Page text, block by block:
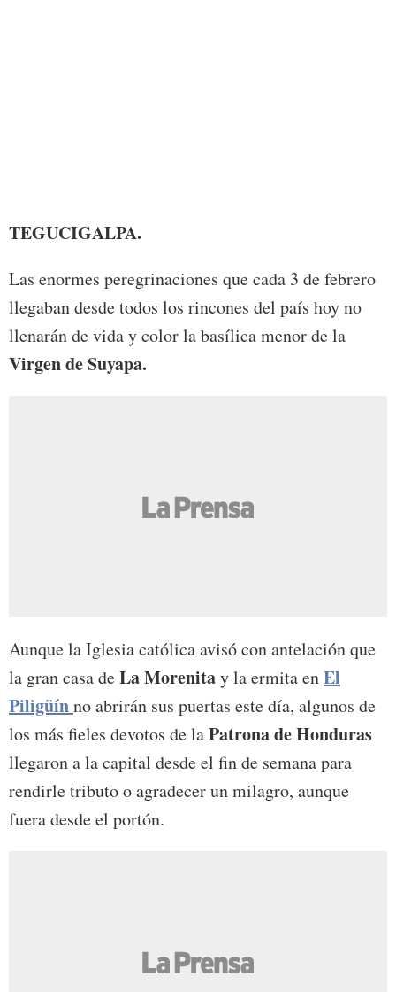
TEGUCIGALPA.
Las enormes peregrinaciones que cada 3 de febrero
llegaban desde todos los rincones del país hoy no
llenarán de vida y color la basílica menor de la
Virgen de Suyapa.
Aunque la Iglesia católica avisó con antelación que
la gran casa deLa Morenitay la ermita enEl
Piligüínno abrirán sus puertas este día, algunos de
los más fieles devotos de laPatrona de Honduras
llegaron a la capital desde el fin de semana para
rendirle tributo o agradecer un milagro, aunque
fuera desde el portón.